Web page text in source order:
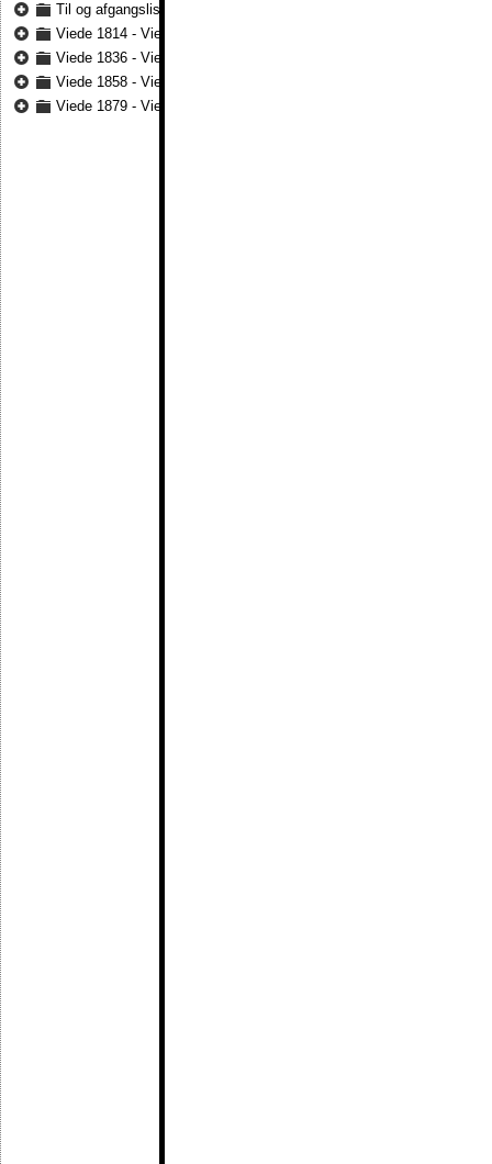
Til og afgangslister 1866 - Til og afgangslister 1875
Viede 1814 - Viede 1835
Viede 1836 - Viede 1858
Viede 1858 - Viede 1878
Viede 1879 - Viede 1891